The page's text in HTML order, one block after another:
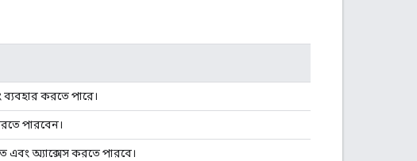
করতে পারে।
পারবেন।
অ্যাক্সেস করতে পারবে।